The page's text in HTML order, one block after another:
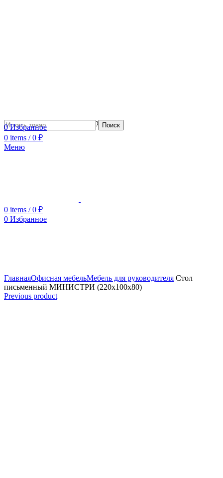
Сотрудничество с дизайнерамиПоиск
0Избранное
0 items / 0 ₽
Меню
0 items / 0 ₽
0 Избранное
ГлавнаяОфисная мебельМебель для руководителя Стол
письменный МИНИСТРИ (220x100x80)
Previous product